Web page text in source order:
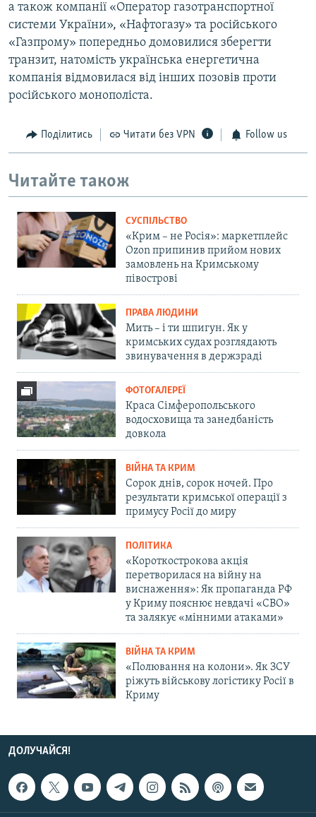
а також компанії «Оператор газотранспортної
системи України», «Нафтогазу» та російського
«Газпрому» попередньо домовилися зберегти
транзит, натомість українська енергетична
компанія відмовилася від інших позовів проти
російського монополіста.
Поділитись Читати без VPN Follow us
Читайте також
СУСПІЛЬСТВО
«Крим – не Росія»: маркетплейс
Ozon припинив прийом нових
замовлень на Кримському
півострові
ПРАВА ЛЮДИНИ
Мить – і ти шпигун. Як у
кримських судах розглядають
звинувачення в держзраді
ФОТОГАЛЕРЕЇ
Краса Сімферопольського
водосховища та занедбаність
довкола
ВІЙНА ТА КРИМ
Сорок днів, сорок ночей. Про
результати кримської операції з
примусу Росії до миру
ПОЛІТИКА
«Короткострокова акція
перетворилася на війну на
виснаження»: Як пропаганда РФ
у Криму пояснює невдачі «СВО»
та залякує «мінними атаками»
ВІЙНА ТА КРИМ
«Полювання на колони». Як ЗСУ
ріжуть військову логістику Росії в
Криму
ДОЛУЧАЙСЯ!